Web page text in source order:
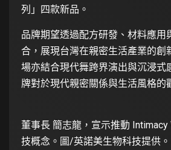
列」四款新品。
品牌期望透過配方研發、材料應用
合，展現台灣在親密生活產業的創
場亦結合現代舞跨界演出與沉浸式
牌對於現代親密關係與生活風格的
董事長 簡志龍，宣示推動
技概念。圖/英諾美生物科技提供。